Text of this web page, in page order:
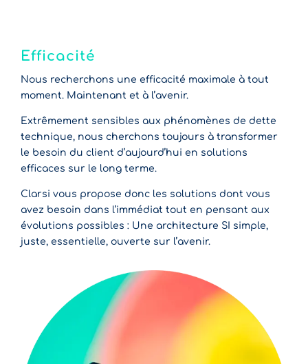
Efficacité
Nous recherchons une efficacité maximale à tout
moment. Maintenant et à l’avenir.
Extrêmement sensibles aux phénomènes de dette
technique, nous cherchons toujours à transformer
le besoin du client d’aujourd’hui en solutions
efficaces sur le long terme.
Clarsi vous propose donc les solutions dont vous
avez besoin dans l’immédiat tout en pensant aux
évolutions possibles : Une architecture SI simple,
juste, essentielle, ouverte sur l’avenir.